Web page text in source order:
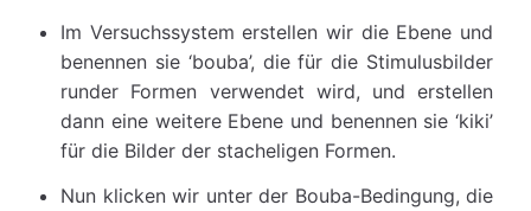
Im Versuchssystem erstellen wir die Ebene und
benennen sie ‘bouba’, die für die Stimulusbilder
runder Formen verwendet wird, und erstellen
dann eine weitere Ebene und benennen sie ‘kiki’
für die Bilder der stacheligen Formen.
Nun klicken wir unter der Bouba-Bedingung, die